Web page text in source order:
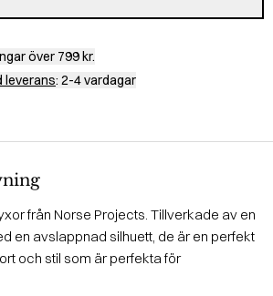
över 799 kr.
leverans: 2-4 vardagar
från Norse Projects. Tillverkade av en
en avslappnad silhuett, de är en perfekt
och stil som är perfekta för